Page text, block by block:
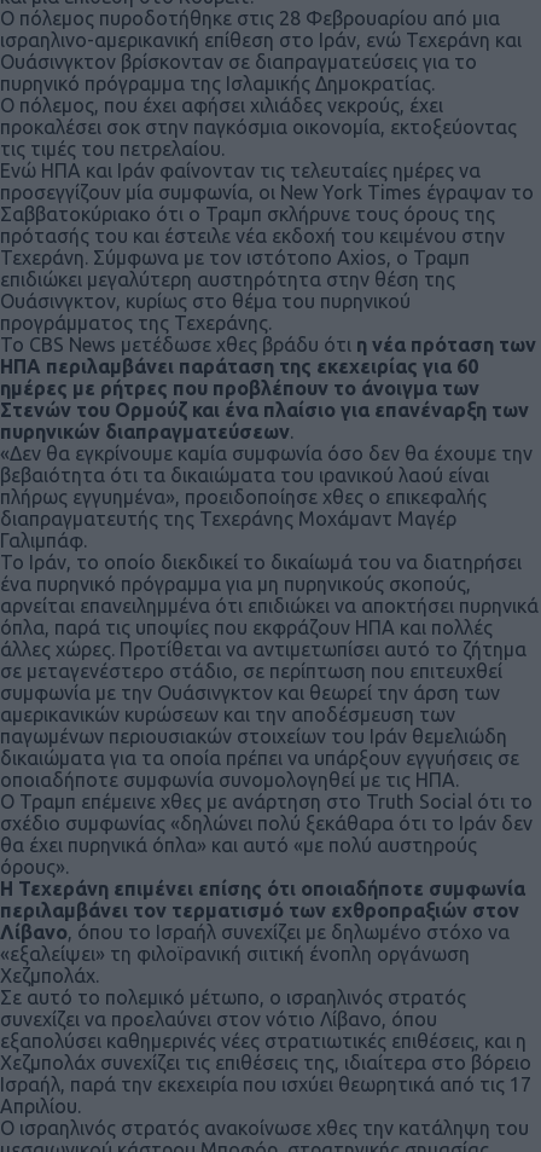
Ο πόλεμος πυροδοτήθηκε στις 28 Φεβρουαρίου από μια
ισραηλινο-αμερικανική επίθεση στο Ιράν, ενώ Τεχεράνη και
Ουάσινγκτον βρίσκονταν σε διαπραγματεύσεις για το
πυρηνικό πρόγραμμα της Ισλαμικής Δημοκρατίας.
Ο πόλεμος, που έχει αφήσει χιλιάδες νεκρούς, έχει
προκαλέσει σοκ στην παγκόσμια οικονομία, εκτοξεύοντας
τις τιμές του πετρελαίου.
Ενώ ΗΠΑ και Ιράν φαίνονταν τις τελευταίες ημέρες να
προσεγγίζουν μία συμφωνία, οι New York Times έγραψαν το
Σαββατοκύριακο ότι ο Τραμπ σκλήρυνε τους όρους της
πρότασής του και έστειλε νέα εκδοχή του κειμένου στην
Τεχεράνη. Σύμφωνα με τον ιστότοπο Axios, ο Τραμπ
επιδιώκει μεγαλύτερη αυστηρότητα στην θέση της
Ουάσινγκτον, κυρίως στο θέμα του πυρηνικού
προγράμματος της Τεχεράνης.
Το CBS News μετέδωσε χθες βράδυ ότι η νέα πρόταση των
ΗΠΑ περιλαμβάνει παράταση της εκεχειρίας για 60
ημέρες με ρήτρες που προβλέπουν το άνοιγμα των
Στενών του Ορμούζ και ένα πλαίσιο για επανέναρξη των
πυρηνικών διαπραγματεύσεων.
«Δεν θα εγκρίνουμε καμία συμφωνία όσο δεν θα έχουμε την
βεβαιότητα ότι τα δικαιώματα του ιρανικού λαού είναι
πλήρως εγγυημένα», προειδοποίησε χθες ο επικεφαλής
διαπραγματευτής της Τεχεράνης Μοχάμαντ Μαγέρ
Γαλιμπάφ.
Το Ιράν, το οποίο διεκδικεί το δικαίωμά του να διατηρήσει
ένα πυρηνικό πρόγραμμα για μη πυρηνικούς σκοπούς,
αρνείται επανειλημμένα ότι επιδιώκει να αποκτήσει πυρηνικά
όπλα, παρά τις υποψίες που εκφράζουν ΗΠΑ και πολλές
άλλες χώρες. Προτίθεται να αντιμετωπίσει αυτό το ζήτημα
σε μεταγενέστερο στάδιο, σε περίπτωση που επιτευχθεί
συμφωνία με την Ουάσινγκτον και θεωρεί την άρση των
αμερικανικών κυρώσεων και την αποδέσμευση των
παγωμένων περιουσιακών στοιχείων του Ιράν θεμελιώδη
δικαιώματα για τα οποία πρέπει να υπάρξουν εγγυήσεις σε
οποιαδήποτε συμφωνία συνομολογηθεί με τις ΗΠΑ.
Ο Τραμπ επέμεινε χθες με ανάρτηση στο Truth Social ότι το
σχέδιο συμφωνίας «δηλώνει πολύ ξεκάθαρα ότι το Ιράν δεν
θα έχει πυρηνικά όπλα» και αυτό «με πολύ αυστηρούς
όρους».
Η Τεχεράνη επιμένει επίσης ότι οποιαδήποτε συμφωνία
περιλαμβάνει τον τερματισμό των εχθροπραξιών στον
Λίβανο, όπου το Ισραήλ συνεχίζει με δηλωμένο στόχο να
«εξαλείψει» τη φιλοϊρανική σιιτική ένοπλη οργάνωση
Χεζμπολάχ.
Σε αυτό το πολεμικό μέτωπο, ο ισραηλινός στρατός
συνεχίζει να προελαύνει στον νότιο Λίβανο, όπου
εξαπολύσει καθημερινές νέες στρατιωτικές επιθέσεις, και η
Χεζμπολάχ συνεχίζει τις επιθέσεις της, ιδιαίτερα στο βόρειο
Ισραήλ, παρά την εκεχειρία που ισχύει θεωρητικά από τις 17
Απριλίου.
Ο ισραηλινός στρατός ανακοίνωσε χθες την κατάληψη του